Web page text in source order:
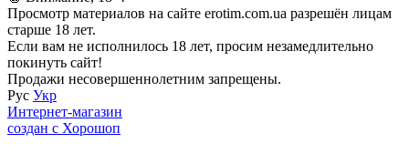
Просмотр материалов на сайте erotim.com.ua разрешён лицам
старше 18 лет.
Если вам не исполнилось 18 лет, просим незамедлительно
покинуть сайт!
Продажи несовершеннолетним запрещены.
Рус Укр
Интернет-магазин
создан с Хорошоп